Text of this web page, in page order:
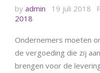
by admin 19 juli 2018
2018
Ondernemers moeten
de vergoeding die zij
brengen voor de